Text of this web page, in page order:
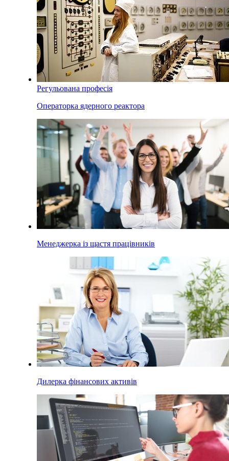
Регульована професія
Операторка ядерного реактора
Менеджерка із щастя працівників
Дилерка фінансових активів